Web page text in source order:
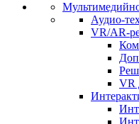
Аудио-
VR/AR-
VR